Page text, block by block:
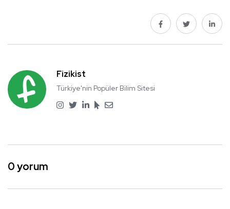
Fizikist
Türkiye'nin Popüler Bilim Sitesi
0 yorum